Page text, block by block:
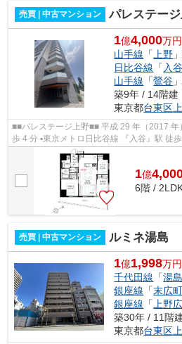
売買 | 中古マンション パレステー
1億4,000万円
山手線 「上野
日比谷線 「 入谷
山手線 「鶯谷
築9年 / 14階建
東京都台東区
■■パレステージ上野■■ 平成 29 年（2017 年）1 月築 ▪JR 各線 『上野』駅 徒
歩 4 分 ▪東京メトロ日比谷線 『入谷』駅 徒
谷線 『上野』駅 徒歩 8 分 ...
1億
6階 /
売買 | 中古マンション ルミネ湯島
1億1,998万円
千代田線 「湯島
銀座線 「末広町
銀座線 「 上野
築30年 / 11階
東京都台東区